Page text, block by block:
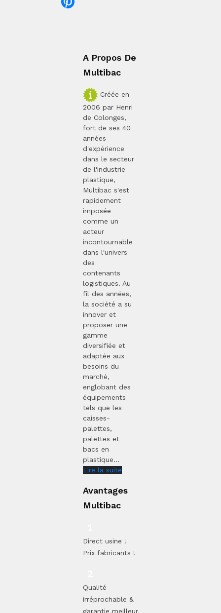
A Propos De
Multibac
Créée en
2006 par Henri
de Colonges,
fort de ses 40
années
d'expérience
dans le secteur
de l'industrie
plastique,
Multibac s'est
rapidement
imposée
comme un
acteur
incontournable
dans l'univers
des
contenants
logistiques. Au
fil des années,
la société a su
innover et
proposer une
gamme
diversifiée et
adaptée aux
besoins du
marché,
englobant des
équipements
tels que les
caisses-
palettes,
palettes et
bacs en
plastique...
Lire la suite
Avantages
Multibac
Direct usine !
Prix fabricants !
Qualité
irréprochable &
garantie meilleur